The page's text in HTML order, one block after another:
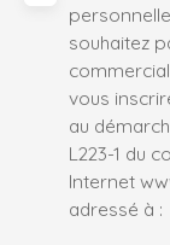
souhaitez
vous
au
L223-1 du
Internet
adressé à :